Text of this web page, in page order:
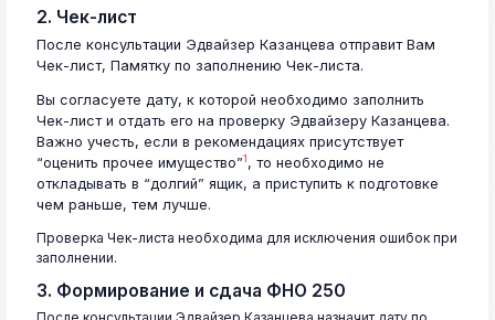
2. Чек-лист
После консультации Эдвайзер Казанцева отправит Вам
Чек-лист, Памятку по заполнению Чек-листа.
Вы согласуете дату, к которой необходимо заполнить
Чек-лист и отдать его на проверку Эдвайзеру Казанцева.
Важно учесть, если в рекомендациях присутствует
“оценить прочее имущество”1, то необходимо не
откладывать в “долгий” ящик, а приступить к подготовке
чем раньше, тем лучше.
Проверка Чек-листа необходима для исключения ошибок при
заполнении.
3. Формирование и сдача ФНО 250